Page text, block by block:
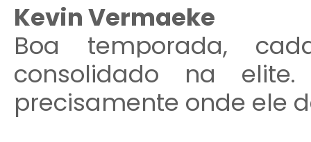
Kevin Vermaeke
Boa temporada,
consolidado na
precisamente onde ele